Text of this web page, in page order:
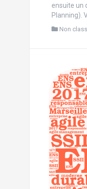
ensuite un
Planning).
Non